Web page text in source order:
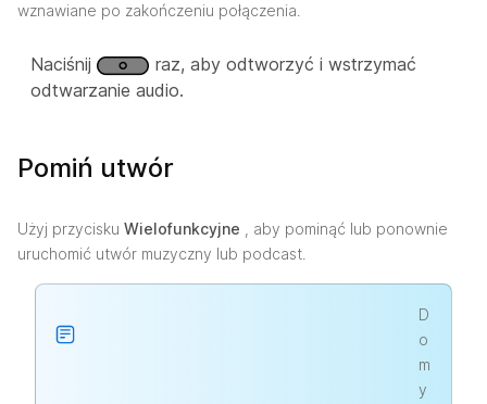
wznawiane po zakończeniu połączenia.
Naciśnij
raz, aby odtworzyć i wstrzymać
odtwarzanie audio.
Pomiń utwór
Użyj przycisku Wielofunkcyjne , aby pominąć lub ponownie
uruchomić utwór muzyczny lub podcast.
D
o
m
y